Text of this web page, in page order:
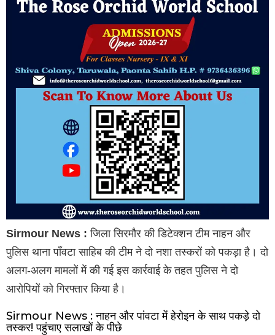
Sirmour News : जिला सिरमौर की डिटेक्शन टीम नाहन और
पुलिस थाना पाँवटा साहिब की टीम ने दो नशा तस्करों को पकड़ा है। दो
अलग-अलग मामलों में की गई इस कार्रवाई के तहत पुलिस ने दो
आरोपियों को गिरफ्तार किया है।
Sirmour News : नाहन और पांवटा में हेरोइन के साथ पकड़े दो
तस्कर! पहुंचाए सलाखों के पीछे